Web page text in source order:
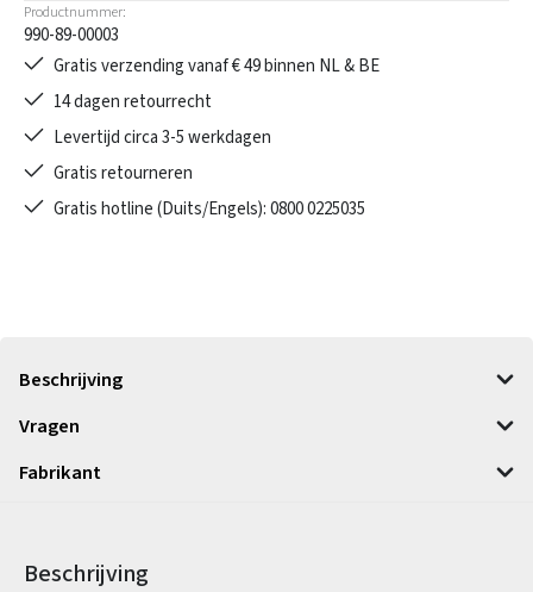
Productnummer:
990-89-00003
Gratis verzending vanaf € 49 binnen NL & BE
14 dagen retourrecht
Levertijd circa 3-5 werkdagen
Gratis retourneren
Gratis hotline (Duits/Engels): 0800 0225035
Beschrijving
Vragen
Fabrikant
Beschrijving